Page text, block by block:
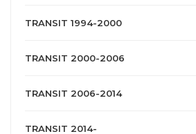
TRANSIT 1994-2000
TRANSIT 2000-2006
TRANSIT 2006-2014
TRANSIT 2014-